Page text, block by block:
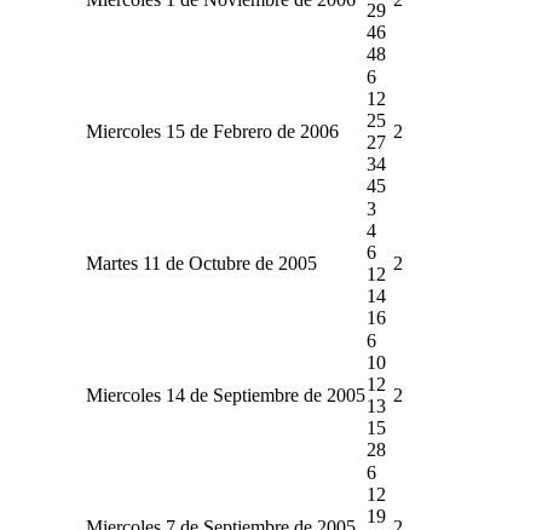
29
46
48
Miercoles 15 de Febrero de 2006
6
12
25
27
34
45
2
Martes 11 de Octubre de 2005
3
4
6
12
14
16
2
Miercoles 14 de Septiembre de 2005
6
10
12
13
15
28
2
6
12
19